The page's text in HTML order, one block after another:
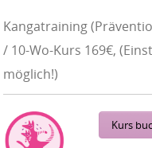
Kangatraining
/ 10-Wo-Kurs 169€,
möglich!)
Kurs